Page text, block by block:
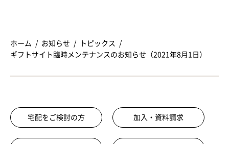
ホーム お知らせ
トピックス
ギフトサイト臨時メンテナンスのお知らせ（2021年8月1日）
宅配をご検討の方 加入・資料請求